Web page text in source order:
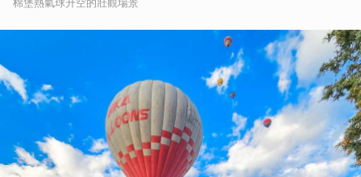
棉堡熱氣球升空的壯觀場景